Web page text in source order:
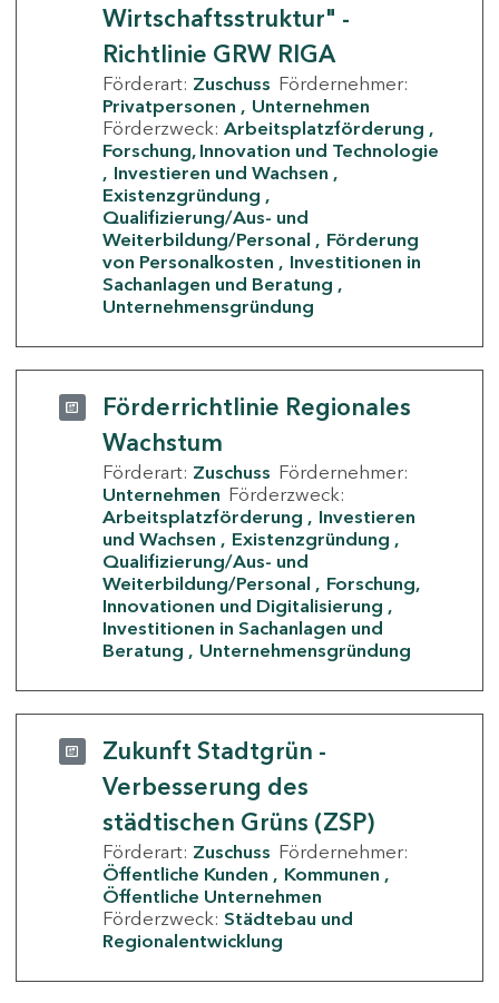
Wirtschaftsstruktur" -
Richtlinie GRW RIGA
Förderart: Zuschuss Fördernehmer:
Privatpersonen
Unternehmen
Förderzweck: Arbeitsplatzförderung
Forschung, Innovation und Technologie
Investieren und Wachsen
Existenzgründung
Qualifizierung/Aus- und
Weiterbildung/Personal
Förderung
von Personalkosten
Investitionen in
Sachanlagen und Beratung
Unternehmensgründung
Förderrichtlinie Regionales
Wachstum
Förderart: Zuschuss Fördernehmer:
Unternehmen Förderzweck:
Arbeitsplatzförderung
Investieren
und Wachsen
Existenzgründung
Qualifizierung/Aus- und
Weiterbildung/Personal
Forschung,
Innovationen und Digitalisierung
Investitionen in Sachanlagen und
Beratung
Unternehmensgründung
Zukunft Stadtgrün -
Verbesserung des
städtischen Grüns (ZSP)
Förderart: Zuschuss Fördernehmer:
Öffentliche Kunden
Kommunen
Öffentliche Unternehmen
Förderzweck: Städtebau und
Regionalentwicklung